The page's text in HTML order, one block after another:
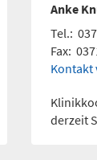
Anke
Tel.:
Fax:
Kontakt
derzeit